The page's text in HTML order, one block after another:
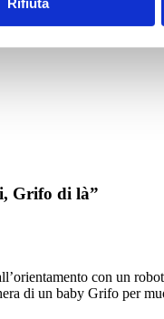
Rifiuta
Grifo di là”
con un
di un baby Grifo per